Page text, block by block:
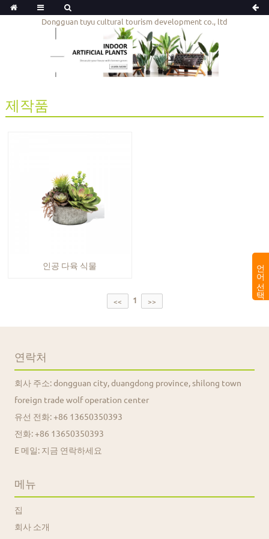
Dongguan tuyu cultural tourism development co., ltd
제작품
인공 다육 식물
<< 1 >>
연락처
회사 주소: dongguan city, duangdong province, shilong town
foreign trade wolf operation center
유선 전화:+86 13650350393
전화:+86 13650350393
E 메일: 지금 연락하세요
메뉴
집
회사 소개
언어 선택